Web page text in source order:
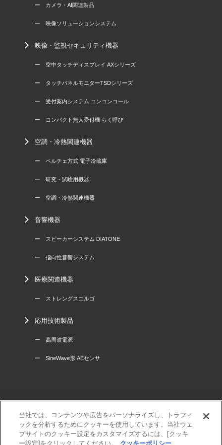
ー カメラ・AI関連製品
ー 映像ソリューションシステム
映像・監視セキュリティ機器
ー 空中タッチディスプレイ AXシリーズ
ー タッチパネルモニターTSDシリーズ
ー 受付案内システム コンコンコール
ー コンパクト無人受付機 らく呼び
空調・冷熱関連機器
ー ペルチェ方式 電子冷蔵庫
ー 研究・試験用機器
ー 空調・冷熱関連機器
音響機器
ー スピーカーシステム DIATONE
ー 指向性音響システム
医療関連機器
ー ストレングスエルゴ
応用技術製品
ー 高周波電源
ー SineWave形 AEセンサ
三菱電機
利用規程
個人情報保護方針
当社では、コンテンツや広告をパーソナライズし、トラフィ
ックを分析するためにクッキーを使用しています。当社ウェ
ブサイトのクッキー設定をカスタマイズするには、[クッキ
ー設定]をクリックしてください。
クッキーポリシー